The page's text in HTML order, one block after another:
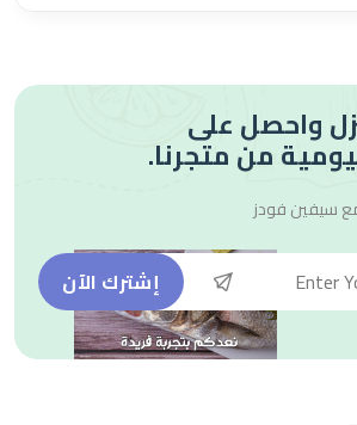
واحصل على
من متجرنا.
سيفين فودز
إشترك الآن